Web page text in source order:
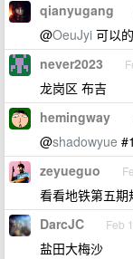
qianyugang
@OeuJyi 可以
never2023
龙岗区 布吉
hemingway
@shadowyue
zeyueguo
看看地铁第五期
DarcJC Feb
盐田大梅沙